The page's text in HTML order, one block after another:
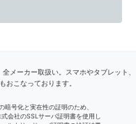
メーカー取扱い。スマホやタブレット、
おこなっております。
暗号化と実在性の証明のため、
会社のSSLサーバ証明書を使用し